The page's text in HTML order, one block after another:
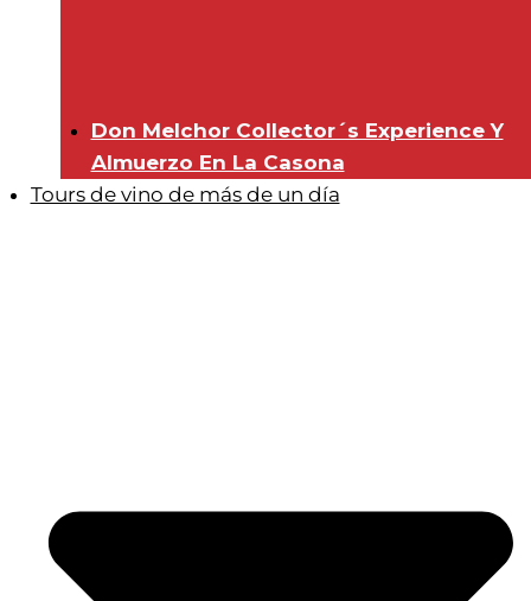
Don Melchor Collector´s Experience Y
Almuerzo En La Casona
Tours de vino de más de un día